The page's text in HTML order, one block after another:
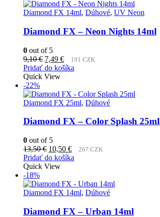
Diamond FX 14ml, Dúhové, UV Neon
Diamond FX – Neon Nights 14ml
0 out of 5
9,10€ Pôvodná
cena
bola:
7,49 €Aktuálna
cena
191 CZK
Pridať do košíka
Quick View
-22%
Diamond FX 25ml, Dúhové
Diamond FX – Color Splash 25ml
0 out of 5
13,50€ Pôvodná
cena
bola:
10,50 €Aktuálna
cena
267 CZK
Pridať do košíka
Quick View
-18%
Diamond FX 14ml, Dúhové
Diamond FX – Urban 14ml